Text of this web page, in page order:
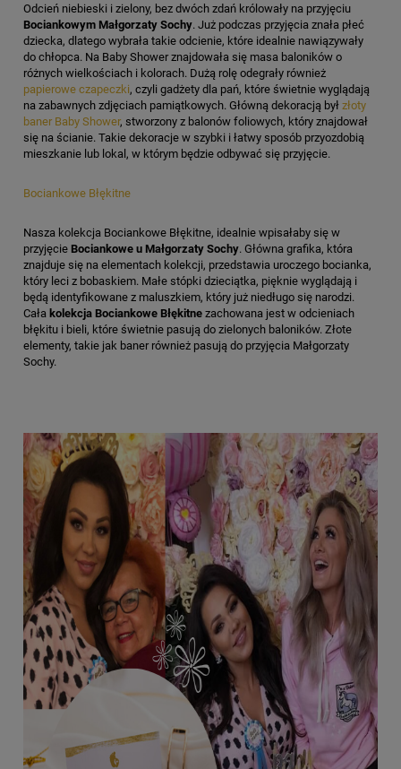
Odcień niebieski i zielony, bez dwóch zdań królowały na przyjęciu
Bociankowym Małgorzaty Sochy. Już podczas przyjęcia znała płeć
dziecka, dlatego wybrała takie odcienie, które idealnie nawiązywały
do chłopca. Na Baby Shower znajdowała się masa baloników o
różnych wielkościach i kolorach. Dużą rolę odegrały również
papierowe czapeczki, czyli gadżety dla pań, które świetnie wyglądają
na zabawnych zdjęciach pamiątkowych. Główną dekoracją był złoty
baner Baby Shower, stworzony z balonów foliowych, który znajdował
się na ścianie. Takie dekoracje w szybki i łatwy sposób przyozdobią
mieszkanie lub lokal, w którym będzie odbywać się przyjęcie.
Bociankowe Błękitne
Nasza kolekcja Bociankowe Błękitne, idealnie wpisałaby się w
przyjęcie Bociankowe u Małgorzaty Sochy. Główna grafika, która
znajduje się na elementach kolekcji, przedstawia uroczego bocianka,
który leci z bobaskiem. Małe stópki dzieciątka, pięknie wyglądają i
będą identyfikowane z maluszkiem, który już niedługo się narodzi.
Cała kolekcja Bociankowe Błękitne zachowana jest w odcieniach
błękitu i bieli, które świetnie pasują do zielonych baloników. Złote
elementy, takie jak baner również pasują do przyjęcia Małgorzaty
Sochy.